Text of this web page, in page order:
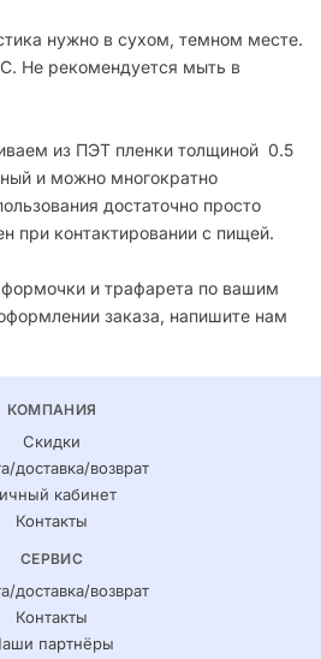
нужно в сухом, темном месте.
Не рекомендуется мыть в
из ПЭТ пленки толщиной 0.5
и можно многократно
достаточно просто
при контактировании с пищей.
и трафарета по вашим
заказа, напишите нам
КОМПАНИЯ
Скидки
доставка/возврат
кабинет
Контакты
СЕРВИС
доставка/возврат
Контакты
партнёры